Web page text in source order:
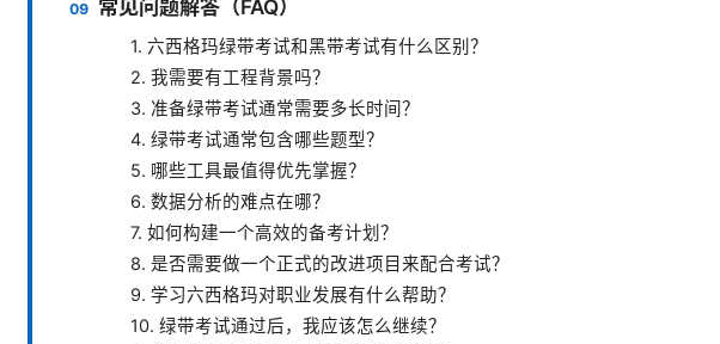
常见问题解答（FAQ）
1. 六西格玛绿带考试和黑带考试有什么区别？
2. 我需要有工程背景吗？
3. 准备绿带考试通常需要多长时间？
4. 绿带考试通常包含哪些题型？
5. 哪些工具最值得优先掌握？
6. 数据分析的难点在哪？
7. 如何构建一个高效的备考计划？
8. 是否需要做一个正式的改进项目来配合考试？
9. 学习六西格玛对职业发展有什么帮助？
10. 绿带考试通过后，我应该怎么继续？